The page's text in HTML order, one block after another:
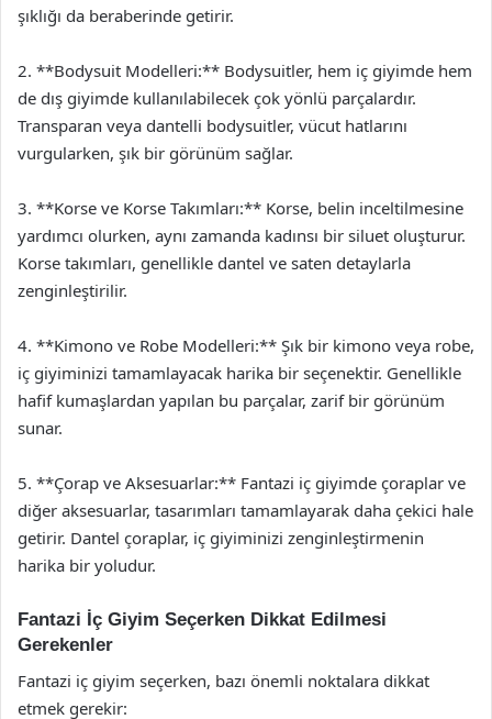
şıklığı da beraberinde getirir.
2. **Bodysuit Modelleri:** Bodysuitler, hem iç giyimde hem
de dış giyimde kullanılabilecek çok yönlü parçalardır.
Transparan veya dantelli bodysuitler, vücut hatlarını
vurgularken, şık bir görünüm sağlar.
3. **Korse ve Korse Takımları:** Korse, belin inceltilmesine
yardımcı olurken, aynı zamanda kadınsı bir siluet oluşturur.
Korse takımları, genellikle dantel ve saten detaylarla
zenginleştirilir.
4. **Kimono ve Robe Modelleri:** Şık bir kimono veya robe,
iç giyiminizi tamamlayacak harika bir seçenektir. Genellikle
hafif kumaşlardan yapılan bu parçalar, zarif bir görünüm
sunar.
5. **Çorap ve Aksesuarlar:** Fantazi iç giyimde çoraplar ve
diğer aksesuarlar, tasarımları tamamlayarak daha çekici hale
getirir. Dantel çoraplar, iç giyiminizi zenginleştirmenin
harika bir yoludur.
Fantazi İç Giyim Seçerken Dikkat Edilmesi
Gerekenler
Fantazi iç giyim seçerken, bazı önemli noktalara dikkat
etmek gerekir: